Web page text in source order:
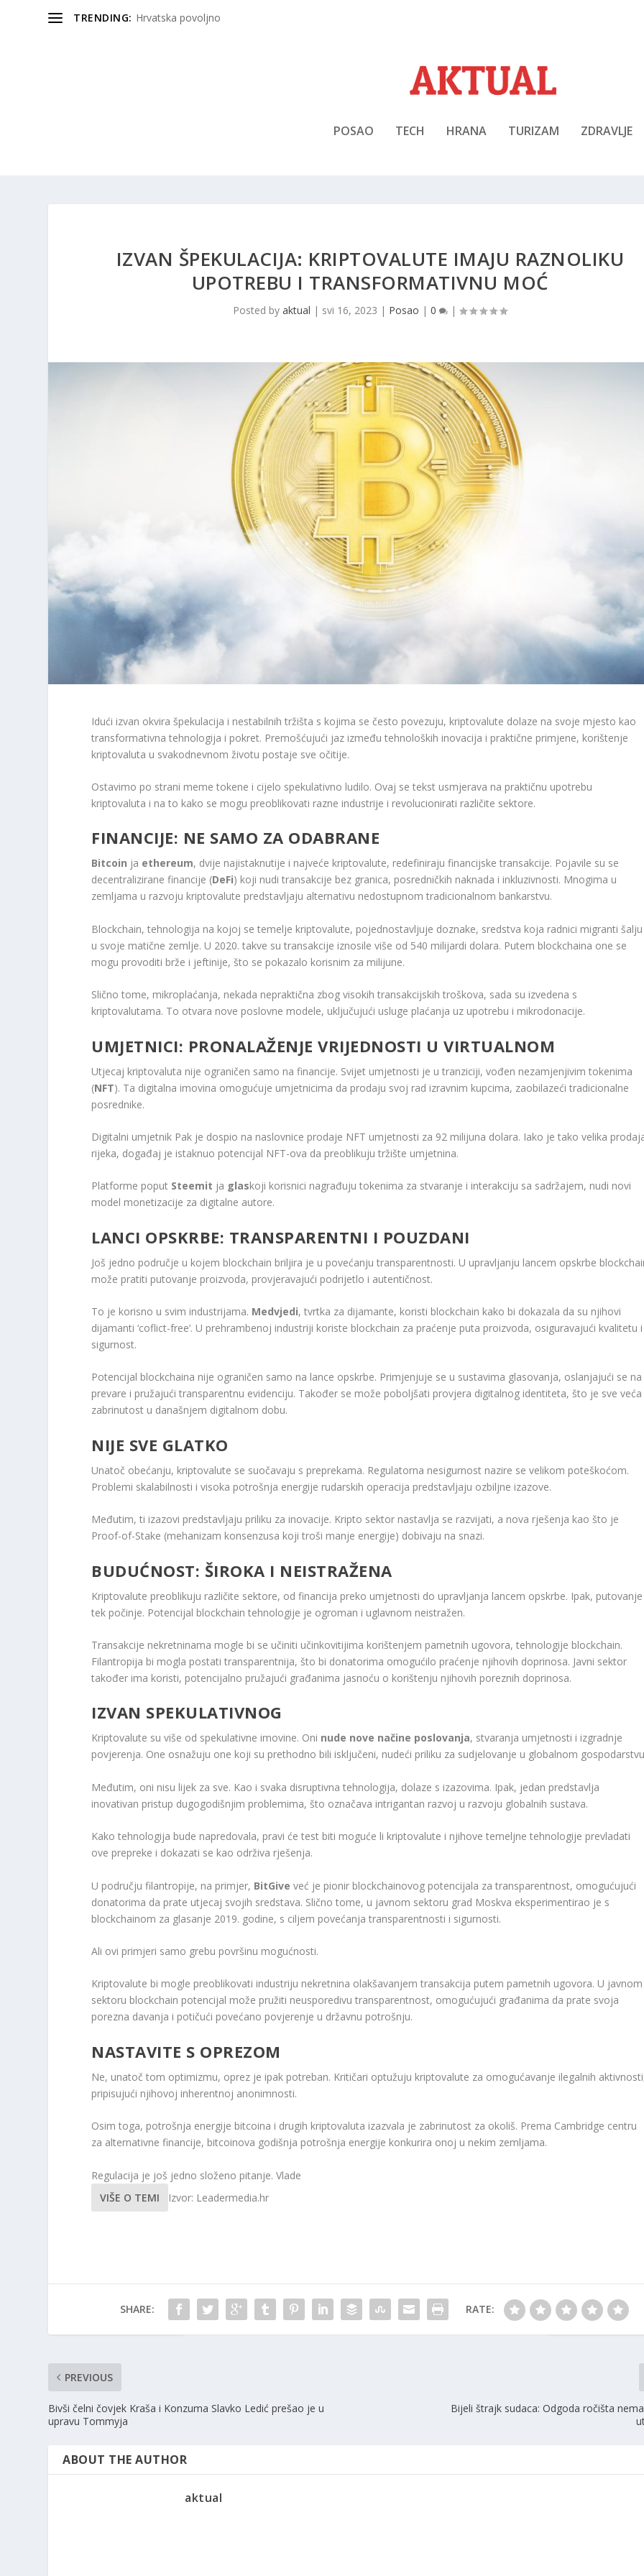
TRENDING: Hrvatska povoljno
POSAO TECH HRANA TURIZAM ZDRAVLJE
IZVAN ŠPEKULACIJA: KRIPTOVALUTE IMAJU RAZNOLIKU
UPOTREBU I TRANSFORMATIVNU MOĆ
Posted byaktual | svi 16, 2023 | Posao |0 |
Idući izvan okvira špekulacija i nestabilnih tržišta s kojima se često povezuju, kriptovalute dolaze na svoje mjesto kao
transformativna tehnologija i pokret. Premošćujući jaz između tehnoloških inovacija i praktične primjene, korištenje
kriptovaluta u svakodnevnom životu postaje sve očitije.
Ostavimo po strani meme tokene i cijelo spekulativno ludilo. Ovaj se tekst usmjerava na praktičnu upotrebu
kriptovaluta i na to kako se mogu preoblikovati razne industrije i revolucionirati različite sektore.
FINANCIJE: NE SAMO ZA ODABRANE
Bitcoin ja ethereum, dvije najistaknutije i najveće kriptovalute, redefiniraju financijske transakcije. Pojavile su se
decentralizirane financije (DeFi) koji nudi transakcije bez granica, posredničkih naknada i inkluzivnosti. Mnogima u
zemljama u razvoju kriptovalute predstavljaju alternativu nedostupnom tradicionalnom bankarstvu.
Blockchain, tehnologija na kojoj se temelje kriptovalute, pojednostavljuje doznake, sredstva koja radnici migranti šalju
u svoje matične zemlje. U 2020. takve su transakcije iznosile više od 540 milijardi dolara. Putem blockchaina one se
mogu provoditi brže i jeftinije, što se pokazalo korisnim za milijune.
Slično tome, mikroplaćanja, nekada nepraktična zbog visokih transakcijskih troškova, sada su izvedena s
kriptovalutama. To otvara nove poslovne modele, uključujući usluge plaćanja uz upotrebu i mikrodonacije.
UMJETNICI: PRONALAŽENJE VRIJEDNOSTI U VIRTUALNOM
Utjecaj kriptovaluta nije ograničen samo na financije. Svijet umjetnosti je u tranziciji, vođen nezamjenjivim tokenima
(NFT). Ta digitalna imovina omogućuje umjetnicima da prodaju svoj rad izravnim kupcima, zaobilazeći tradicionalne
posrednike.
Digitalni umjetnik Pak je dospio na naslovnice prodaje NFT umjetnosti za 92 milijuna dolara. Iako je tako velika
rijeka, događaj je istaknuo potencijal NFT-ova da preoblikuju tržište umjetnina.
Platforme poput Steemit ja glaskoji korisnici nagrađuju tokenima za stvaranje i interakciju sa sadržajem, nudi novi
model monetizacije za digitalne autore.
LANCI OPSKRBE: TRANSPARENTNI I POUZDANI
Još jedno područje u kojem blockchain briljira je u povećanju transparentnosti. U upravljanju lancem opskrbe
može pratiti putovanje proizvoda, provjeravajući podrijetlo i autentičnost.
To je korisno u svim industrijama. Medvjedi, tvrtka za dijamante, koristi blockchain kako bi dokazala da su njihovi
dijamanti ‘coflict-free’. U prehrambenoj industriji koriste blockchain za praćenje puta proizvoda, osiguravajući kvalitetu i
sigurnost.
Potencijal blockchaina nije ograničen samo na lance opskrbe. Primjenjuje se u sustavima glasovanja, oslanjajući se na
prevare i pružajući transparentnu evidenciju. Također se može poboljšati provjera digitalnog identiteta, što je sve veća
zabrinutost u današnjem digitalnom dobu.
NIJE SVE GLATKO
Unatoč obećanju, kriptovalute se suočavaju s preprekama. Regulatorna nesigurnost nazire se velikom poteškoćom.
Problemi skalabilnosti i visoka potrošnja energije rudarskih operacija predstavljaju ozbiljne izazove.
Međutim, ti izazovi predstavljaju priliku za inovacije. Kripto sektor nastavlja se razvijati, a nova rješenja kao što je
Proof-of-Stake (mehanizam konsenzusa koji troši manje energije) dobivaju na snazi.
BUDUĆNOST: ŠIROKA I NEISTRAŽENA
Kriptovalute preoblikuju različite sektore, od financija preko umjetnosti do upravljanja lancem opskrbe. Ipak, putovanje
tek počinje. Potencijal blockchain tehnologije je ogroman i uglavnom neistražen.
Transakcije nekretninama mogle bi se učiniti učinkovitijima korištenjem pametnih ugovora, tehnologije blockchain.
Filantropija bi mogla postati transparentnija, što bi donatorima omogućilo praćenje njihovih doprinosa. Javni sektor
također ima koristi, potencijalno pružajući građanima jasnoću o korištenju njihovih poreznih doprinosa.
IZVAN SPEKULATIVNOG
Kriptovalute su više od spekulativne imovine. Oni nude nove načine poslovanja, stvaranja umjetnosti i izgradnje
povjerenja. One osnažuju one koji su prethodno bili isključeni, nudeći priliku za sudjelovanje u globalnom
Međutim, oni nisu lijek za sve. Kao i svaka disruptivna tehnologija, dolaze s izazovima. Ipak, jedan predstavlja
inovativan pristup dugogodišnjim problemima, što označava intrigantan razvoj u razvoju globalnih sustava.
Kako tehnologija bude napredovala, pravi će test biti moguće li kriptovalute i njihove temeljne tehnologije prevladati
ove prepreke i dokazati se kao održiva rješenja.
U području filantropije, na primjer, BitGive već je pionir blockchainovog potencijala za transparentnost, omogućujući
donatorima da prate utjecaj svojih sredstava. Slično tome, u javnom sektoru grad Moskva eksperimentirao je s
blockchainom za glasanje 2019. godine, s ciljem povećanja transparentnosti i sigurnosti.
Ali ovi primjeri samo grebu površinu mogućnosti.
Kriptovalute bi mogle preoblikovati industriju nekretnina olakšavanjem transakcija putem pametnih ugovora. U javnom
sektoru blockchain potencijal može pružiti neusporedivu transparentnost, omogućujući građanima da prate svoja
porezna davanja i potičući povećano povjerenje u državnu potrošnju.
NASTAVITE S OPREZOM
Ne, unatoč tom optimizmu, oprez je ipak potreban. Kritičari optužuju kriptovalute za omogućavanje ilegalnih
pripisujući njihovoj inherentnoj anonimnosti.
Osim toga, potrošnja energije bitcoina i drugih kriptovaluta izazvala je zabrinutost za okoliš. Prema Cambridge centru
za alternativne financije, bitcoinova godišnja potrošnja energije konkurira onoj u nekim zemljama.
Regulacija je još jedno složeno pitanje. Vlade
VIŠE O TEMI
Izvor: Leadermedia.hr
SHARE: RATE:
PREVIOUS
Bivši čelni čovjek Kraša i Konzuma Slavko Ledić prešao je u
upravu Tommyja
Bijeli štrajk sudaca: Odgoda ročišta
ABOUT THE AUTHOR
aktual